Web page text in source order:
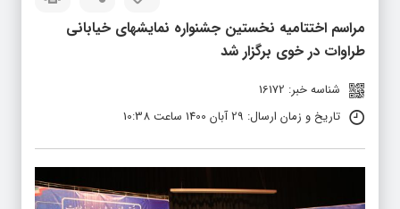
مراسم اختتامیه نخستین جشنواره نمایشهای خیابانی
طراوات در خوی برگزار شد
شناسه خبر: 16172
تاریخ و زمان ارسال: 29 آبان 1400 ساعت 10:38